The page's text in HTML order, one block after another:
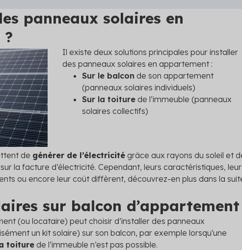
panneaux solaires en
Il existe deux solutions principales pour installer
des panneaux solaires en appartement :
Sur le balcon de son appartement
(panneaux solaires individuels)
Sur la toiture de l’immeuble (panneaux
solaires collectifs)
de générer de l’électricité grâce aux rayons du soleil et
la facture d’électricité. Cependant, leurs caractéristiques,
ou encore leur coût diffèrent, découvrez-en plus dans la
sur balcon d’appartement
(ou locataire) peut choisir d’installer des panneaux
un kit solaire) sur son balcon, par exemple lorsqu'une
toiture de l’immeuble n’est pas possible.